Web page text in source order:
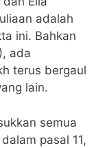
adalah
ini. Bahkan
), ada
terus bergaul
lain.
semua
pasal 11,